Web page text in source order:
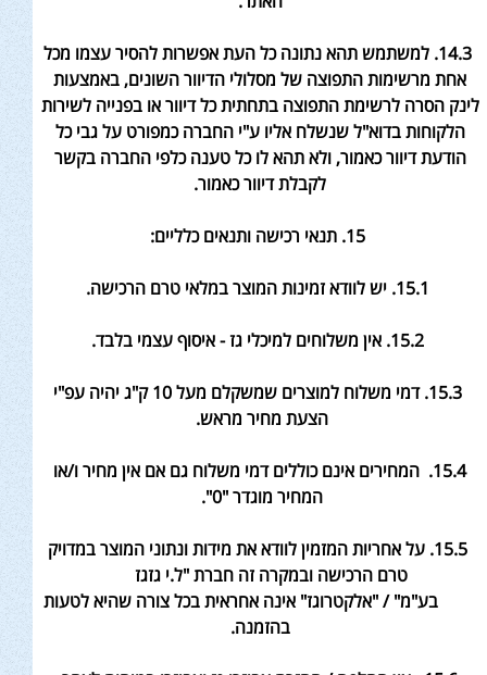
14.3. למשתמש תהא נתונה כל העת אפשרות להסיר עצמו מכל
אחת מרשימות התפוצה של מסלולי הדיוור השונים, באמצעות
לינק הסרה לרשימת התפוצה בתחתית כל דיוור או בפנייה לשירות
הלקוחות בדוא"ל שנשלח אליו ע"י החברה כמפורט על גבי כל
הודעת דיוור כאמור, ולא תהא לו כל טענה כלפי החברה בקשר
לקבלת דיוור כאמור.
:
.
.
15.3. דמי משלוח למוצרים שמשקלם מעל 10 ק"ג יהיה עפ"י
הצעת מחיר מראש.
15.4. המחירים אינם כוללים דמי משלוח גם אם אין מחיר ו/או
המחיר מוגדר "0 ".
15.5. על אחריות המזמין לוודא את מידות ונתוני המוצר במדויק
טרם הרכישה ובמקרה זה חברת "ל.י גזגז
בע"מ" / "אלקטרוגז" אינה אחראית בכל צורה שהיא לטעות
בהזמנה.